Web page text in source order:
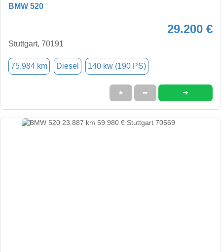
BMW 520
29.200 €
Stuttgart, 70191
75.984 km Diesel 140 kw (190 PS)
★ ➦ ➜